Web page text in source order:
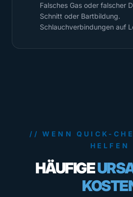
Falsches Gas oder falscher
Schnitt oder Bartbildung.
Schlauchverbindungen auf
// WENN QUICK-
HELFEN
HÄUFIGE